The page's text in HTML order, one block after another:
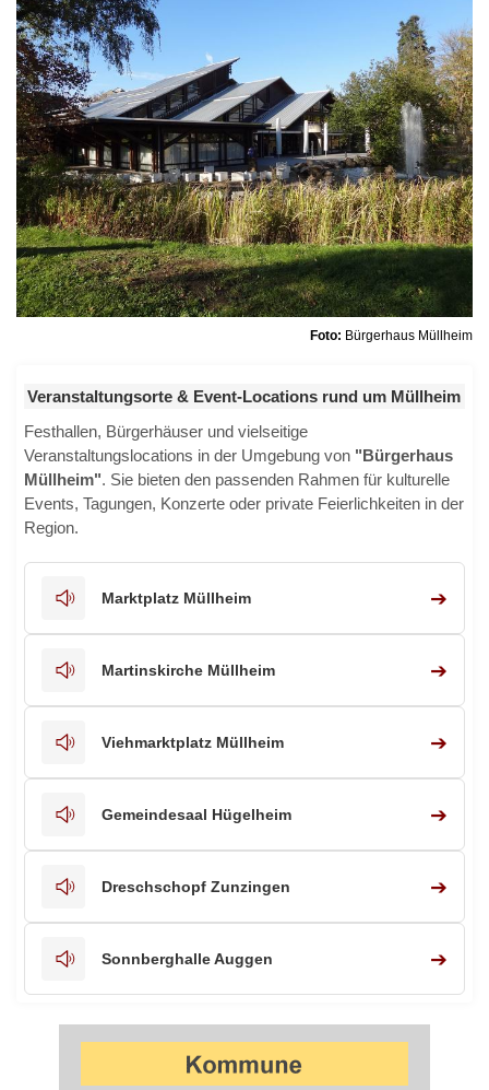
Foto: Bürgerhaus Müllheim
Veranstaltungsorte & Event-Locations rund um Müllheim
Festhallen, Bürgerhäuser und vielseitige
Veranstaltungslocations in der Umgebung von "Bürgerhaus
Müllheim". Sie bieten den passenden Rahmen für kulturelle
Events, Tagungen, Konzerte oder private Feierlichkeiten in der
Region.
Marktplatz Müllheim ➔
Martinskirche Müllheim ➔
Viehmarktplatz Müllheim ➔
Gemeindesaal Hügelheim ➔
Dreschschopf Zunzingen ➔
Sonnberghalle Auggen ➔